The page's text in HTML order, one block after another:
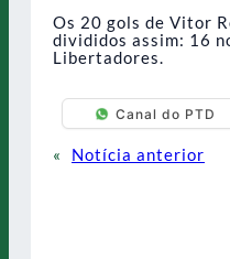
Os 20 gols de Vitor
divididos assim: 16
Libertadores.
Canal do PTD
«
Notícia anterior